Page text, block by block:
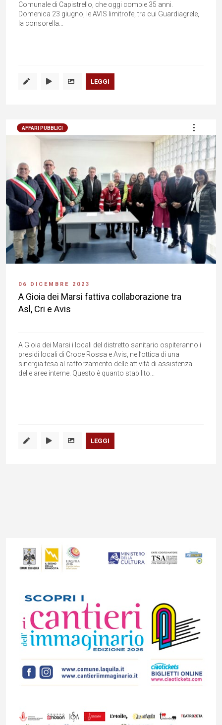
Comunale di Capistrello, che oggi compie 35 anni.
Domenica 23 giugno, le AVIS limitrofe, tra cui Guardiagrele,
la consorella...
LEGGI
AFFARI PUBBLICI
06 DICEMBRE 2023
A Gioia dei Marsi fattiva collaborazione tra
Asl, Cri e Avis
A Gioia dei Marsi i locali del distretto sanitario ospiteranno i
presidi locali di Croce Rossa e Avis, nell’ottica di una
sinergia tesa al rafforzamento delle attività di assistenza
delle aree interne. Questo è quanto stabilito...
LEGGI